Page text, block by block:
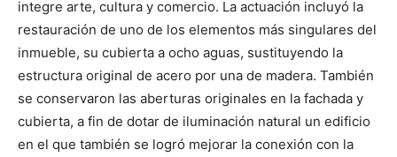
integre arte, cultura y comercio. La actuación incluyó la
restauración de uno de los elementos más singulares del
inmueble, su cubierta a ocho aguas, sustituyendo la
estructura original de acero por una de madera. También
se conservaron las aberturas originales en la fachada y
cubierta, a fin de dotar de iluminación natural un edificio
en el que también se logró mejorar la conexión con la